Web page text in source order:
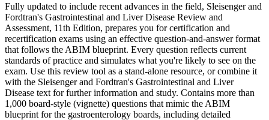
Fully updated to include recent advances in the field, Sleisenger and
Fordtran's Gastrointestinal and Liver Disease Review and
Assessment, 11th Edition, prepares you for certification and
recertification exams using an effective question-and-answer format
that follows the ABIM blueprint. Every question reflects current
standards of practice and simulates what you're likely to see on the
exam. Use this review tool as a stand-alone resource, or combine it
with the Sleisenger and Fordtran's Gastrointestinal and Liver
Disease text for further information and study. Contains more than
1,000 board-style (vignette) questions that mimic the ABIM
blueprint for the gastroenterology boards, including detailed